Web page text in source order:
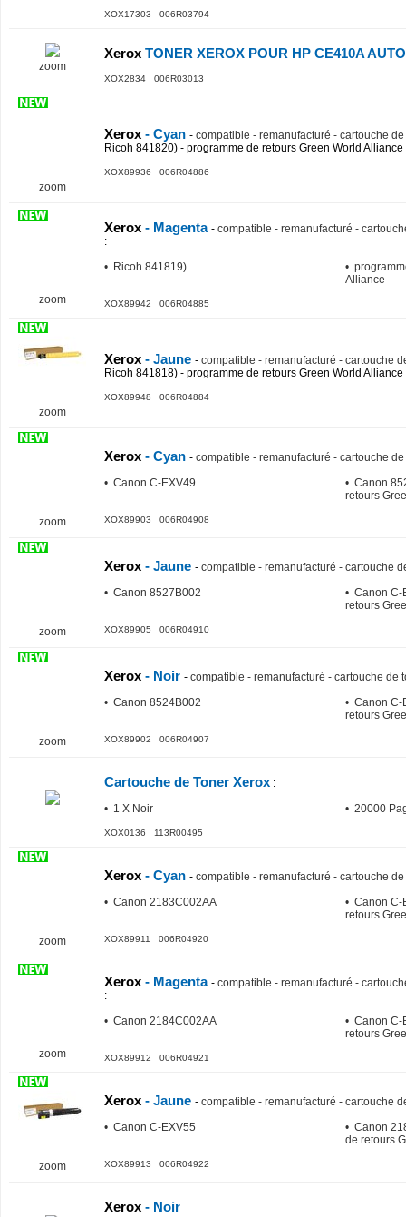
XOX17303 006R03794
zoom
Xerox TONER XEROX POUR HP CE410A
XOX2834 006R03013
zoom
Xerox - Cyan - compatible - remanufacturé - cartouche
Ricoh 841820) - programme de retours Green World Alliance
XOX89936 006R04886
zoom
Xerox - Magenta - compatible - remanufacturé -
:
• Ricoh 841819)
•
Alliance
XOX89942 006R04885
zoom
Xerox - Jaune - compatible - remanufacturé - cartouche
Ricoh 841818) - programme de retours Green World Alliance
XOX89948 006R04884
zoom
Xerox - Cyan - compatible - remanufacturé - cartouche
• Canon C-EXV49
• Canon
retours
XOX89903 006R04908
zoom
Xerox - Jaune - compatible - remanufacturé - cartouche
• Canon 8527B002
• Canon C-
retours
XOX89905 006R04910
zoom
Xerox - Noir - compatible - remanufacturé - cartouche de
• Canon 8524B002
• Canon C-
retours
XOX89902 006R04907
Cartouche de Toner Xerox :
• 1 X Noir
• 20000
XOX0136 113R00495
zoom
Xerox - Cyan - compatible - remanufacturé - cartouche
• Canon 2183C002AA
• Canon C-
retours
XOX89911 006R04920
zoom
Xerox - Magenta - compatible - remanufacturé -
:
• Canon 2184C002AA
• Canon C-
retours
XOX89912 006R04921
zoom
Xerox - Jaune - compatible - remanufacturé - cartouche
• Canon C-EXV55
• Canon
de retours
XOX89913 006R04922
Xerox - Noir